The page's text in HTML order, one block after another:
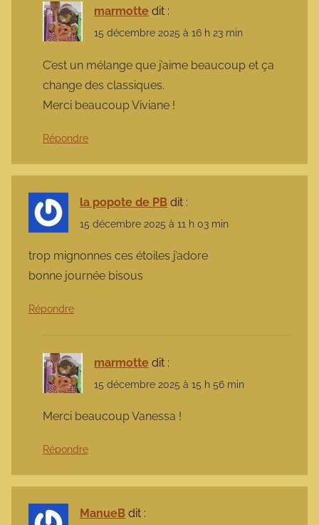
marmotte dit :
15 décembre 2025 à 16 h 23 min
C’est un mélange que j’aime beaucoup et ça
change des classiques.
Merci beaucoup Viviane !
Répondre
la popote de PB dit :
15 décembre 2025 à 11 h 03 min
trop mignonnes ces étoiles j’adore
bonne journée bisous
Répondre
marmotte dit :
15 décembre 2025 à 15 h 56 min
Merci beaucoup Vanessa !
Répondre
ManueB dit :